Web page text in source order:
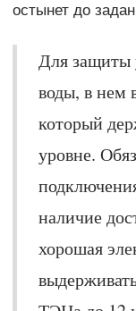
остынет до
Для защиты
воды, в нем
который
уровне.
наличие
хорошая